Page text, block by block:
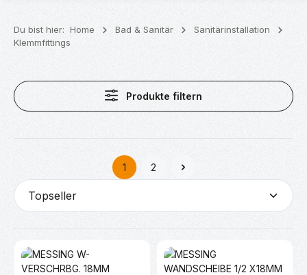
Du bist hier: Home Bad & Sanitär
Sanitärinstallation
Klemmfittings
Produkte filtern
Seite
1
Seite
2